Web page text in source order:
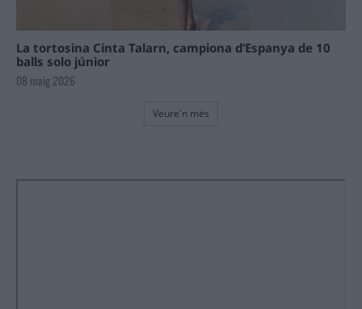
La tortosina Cinta Talarn, campiona d’Espanya de 10
balls solo júnior
08 maig 2026
Veure'n més